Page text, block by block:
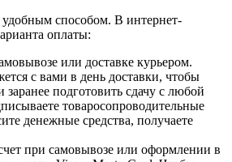
способом. В интернет-
оплаты:
или доставке курьером.
с вами в день доставки, чтобы
заранее подготовить сдачу с любой
товаросопроводительные
денежные средства, получаете
при самовывозе или оформлении в